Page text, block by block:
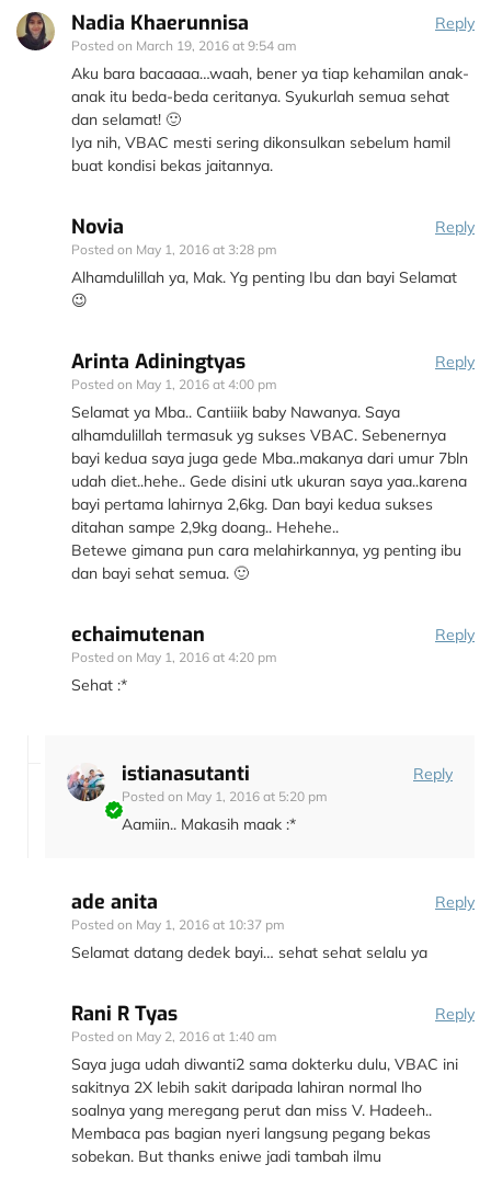
Nadia Khaerunnisa
Posted on March 19, 2016 at 9:54 am
Reply
Aku bara bacaaaa…waah, bener ya tiap kehamilan anak-
anak itu beda-beda ceritanya. Syukurlah semua sehat
dan selamat! 🙂
Iya nih, VBAC mesti sering dikonsulkan sebelum hamil
buat kondisi bekas jaitannya.
Novia
Posted on May 1, 2016 at 3:28 pm
Reply
Alhamdulillah ya, Mak. Yg penting Ibu dan bayi Selamat
😉
Arinta Adiningtyas
Posted on May 1, 2016 at 4:00 pm
Reply
Selamat ya Mba.. Cantiiik baby Nawanya. Saya
alhamdulillah termasuk yg sukses VBAC. Sebenernya
bayi kedua saya juga gede Mba..makanya dari umur 7bln
udah diet..hehe.. Gede disini utk ukuran saya yaa..karena
bayi pertama lahirnya 2,6kg. Dan bayi kedua sukses
ditahan sampe 2,9kg doang.. Hehehe..
Betewe gimana pun cara melahirkannya, yg penting ibu
dan bayi sehat semua. 🙂
echaimutenan
Posted on May 1, 2016 at 4:20 pm
Reply
Sehat :*
istianasutanti
Posted on May 1, 2016 at 5:20 pm
Reply
Aamiin.. Makasih maak :*
ade anita
Posted on May 1, 2016 at 10:37 pm
Reply
Selamat datang dedek bayi… sehat sehat selalu ya
Rani R Tyas
Posted on May 2, 2016 at 1:40 am
Reply
Saya juga udah diwanti2 sama dokterku dulu, VBAC ini
sakitnya 2X lebih sakit daripada lahiran normal lho
soalnya yang meregang perut dan miss V. Hadeeh..
Membaca pas bagian nyeri langsung pegang bekas
sobekan. But thanks eniwe jadi tambah ilmu